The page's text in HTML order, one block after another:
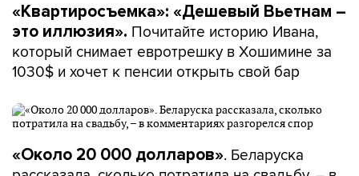
«Квартиросъемка»: «Дешевый Вьетнам –
это иллюзия». Почитайте историю Ивана,
который снимает евротрешку в Хошимине за
1030$ и хочет к пенсии открыть свой бар
«Около 20 000 долларов». Беларуска